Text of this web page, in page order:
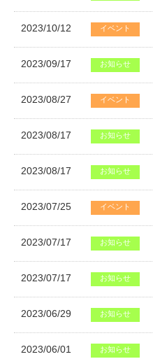
2023/10/12 イベント
2023/09/17 お知らせ
2023/08/27 イベント
2023/08/17 お知らせ
2023/08/17 お知らせ
2023/07/25 イベント
2023/07/17 お知らせ
2023/07/17 お知らせ
2023/06/29 お知らせ
2023/06/01 お知らせ